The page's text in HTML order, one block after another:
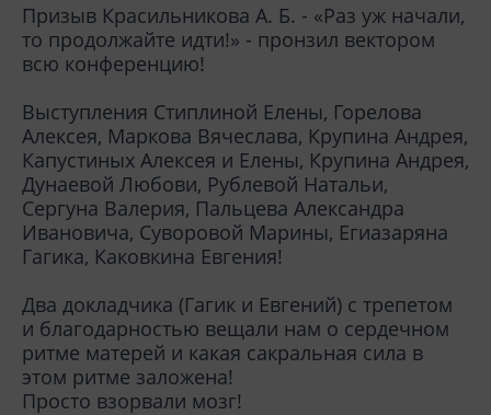
Призыв Красильникова А. Б. - «Раз уж начали,
то продолжайте идти!» - пронзил вектором
всю конференцию!
Выступления Стиплиной Елены, Горелова
Алексея, Маркова Вячеслава, Крупина Андрея,
Капустиных Алексея и Елены, Крупина Андрея,
Дунаевой Любови, Рублевой Натальи,
Сергуна Валерия, Пальцева Александра
Ивановича, Суворовой Марины, Егиазаряна
Гагика, Каковкина Евгения!
Два докладчика (Гагик и Евгений) с трепетом
и благодарностью вещали нам о сердечном
ритме матерей и какая сакральная сила в
этом ритме заложена!
Просто взорвали мозг!